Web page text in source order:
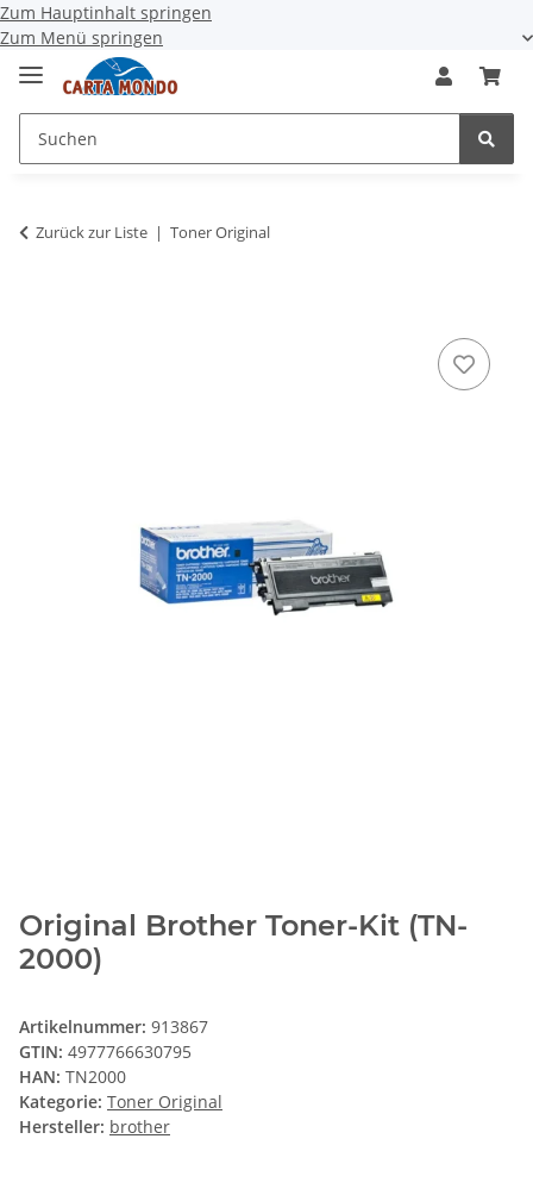
Zum Hauptinhalt springen
Zum Menü springen
Zurück zur Liste Toner Original
Original Brother Toner-Kit (TN-
2000)
Artikelnummer: 913867
GTIN: 4977766630795
HAN: TN2000
Kategorie: Toner Original
Hersteller: brother